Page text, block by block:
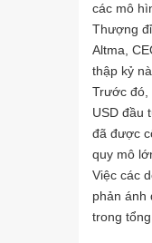
các mô
Thượng
Altma,
thập kỷ
Trước đó,
USD đầu
đã được
quy mô
Việc các
phản ánh
trong